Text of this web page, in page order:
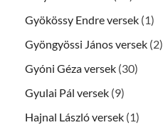
Gyökössy Endre versek (1)
Gyöngyössi János versek (2)
Gyóni Géza versek (30)
Gyulai Pál versek (9)
Hajnal László versek (1)